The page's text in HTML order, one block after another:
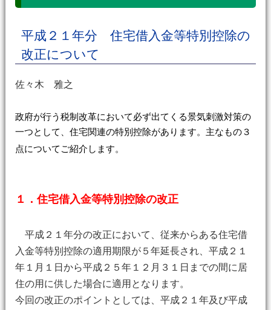
平成２１年分 住宅借入金等特別控除の
改正について
佐々木 雅之
政府が行う税制改革において必ず出てくる景気刺激対策の
一つとして、住宅関連の特別控除があります。主なもの３
点についてご紹介します。
１．住宅借入金等特別控除の改正
平成２１年分の改正において、従来からある住宅借
入金等特別控除の適用期限が５年延長され、平成２１
年１月１日から平成２５年１２月３１日までの間に居
住の用に供した場合に適用となります。
今回の改正のポイントとしては、平成２１年及び平成